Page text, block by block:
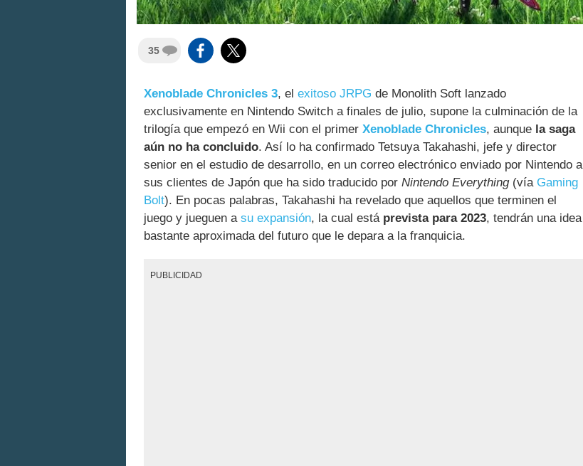
35
Xenoblade Chronicles 3, el exitoso JRPG de Monolith Soft lanzado
exclusivamente en Nintendo Switch a finales de julio, supone la culminación de la
trilogía que empezó en Wii con el primer Xenoblade Chronicles, aunque la saga
aún no ha concluido. Así lo ha confirmado Tetsuya Takahashi, jefe y director
senior en el estudio de desarrollo, en un correo electrónico enviado por Nintendo a
sus clientes de Japón que ha sido traducido por Nintendo Everything(vía Gaming
Bolt). En pocas palabras, Takahashi ha revelado que aquellos que terminen el
juego y jueguen a su expansión, la cual está prevista para 2023, tendrán una idea
bastante aproximada del futuro que le depara a la franquicia.
PUBLICIDAD